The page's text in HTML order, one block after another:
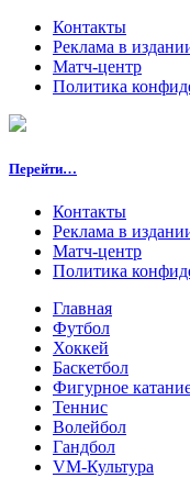
Контакты
Реклама в
Матч-центр
Политика
Перейти…
Контакты
Реклама в
Матч-центр
Политика
Главная
Футбол
Хоккей
Баскетбол
Фигурное
Теннис
Волейбол
Гандбол
VM-Культура